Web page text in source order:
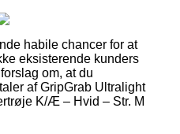
habile chancer for at
eksisterende kunders
om, at du
af GripGrab Ultralight
K/Æ – Hvid – Str. M